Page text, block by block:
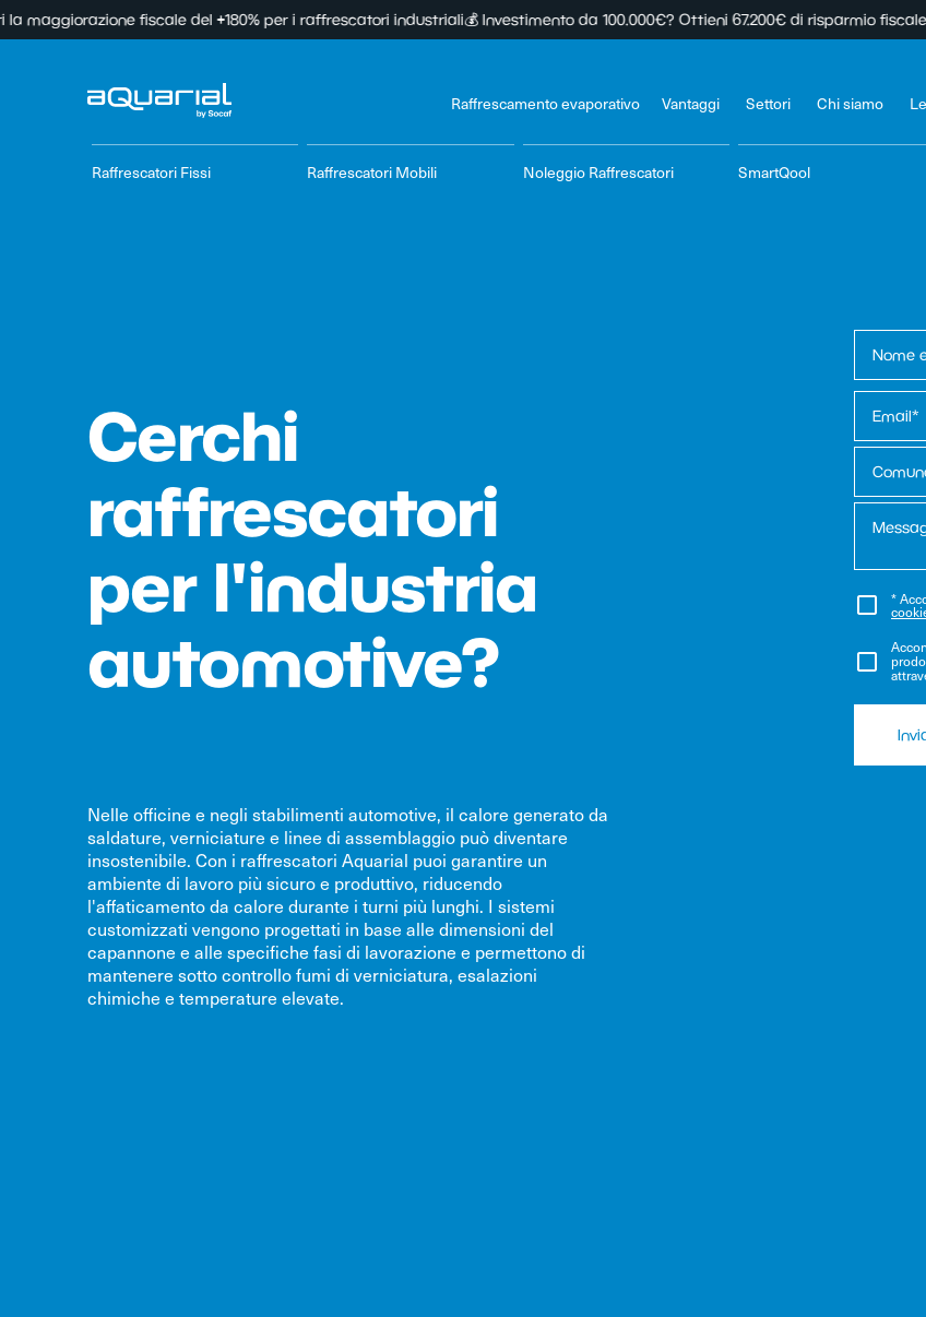
fiscale del +180% per i raffrescatori industriali💰 Investimento da 100.000€? Ottieni 67.200€ di risparmio fiscale in 10 anni
Raffrescamento evaporativo Vantaggi Settori Chi siamo
Raffrescatori Fissi Raffrescatori Mobili Noleggio Raffrescatori SmartQool
Cerchi
raffrescatori
per l'industria
automotive?
Nelle officine e negli stabilimenti automotive, il calore generato da
saldature, verniciature e linee di assemblaggio può diventare
insostenibile. Con i raffrescatori Aquarial puoi garantire un
ambiente di lavoro più sicuro e produttivo, riducendo
l'affaticamento da calore durante i turni più lunghi. I sistemi
customizzati vengono progettati in base alle dimensioni del
capannone e alle specifiche fasi di lavorazione e permettono di
mantenere sotto controllo fumi di verniciatura, esalazioni
chimiche e temperature elevate.
*